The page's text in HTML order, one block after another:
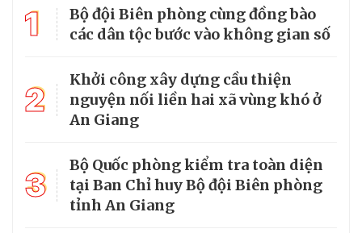
1
Bộ đội Biên phòng cùng đồng bào
các dân tộc bước vào không gian số
2
Khởi công xây dựng cầu thiện
nguyện nối liền hai xã vùng khó ở
An Giang
3
Bộ Quốc phòng kiểm tra toàn diện
tại Ban Chỉ huy Bộ đội Biên phòng
tỉnh An Giang